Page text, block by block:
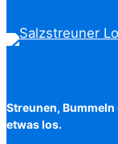
Streunen,
etwas los.